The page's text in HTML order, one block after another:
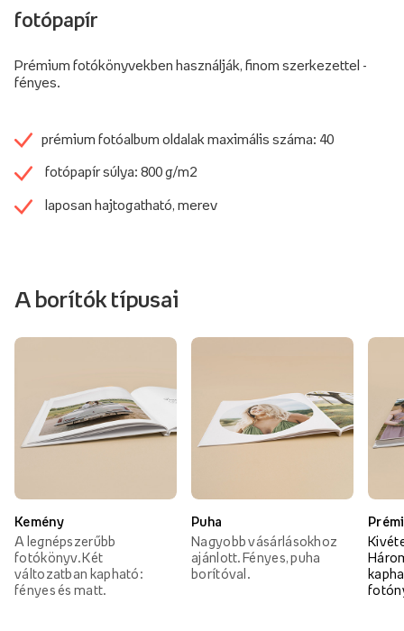
fotópapír
Prémium fotókönyvekben használják, finom szerkezettel -
fényes.
prémium fotóalbum oldalak maximális száma: 40
fotópapír súlya: 800 g/m2
laposan hajtogatható, merev
A borítók típusai
Kemény
A legnépszerűbb
fotókönyv. Két
változatban kapható:
fényes és matt.
Puha
Nagyobb vásárlásokhoz
ajánlott. Fényes, puha
borítóval.